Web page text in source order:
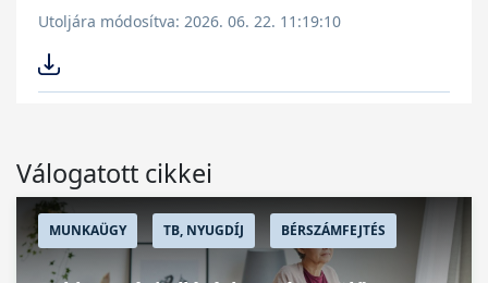
Utoljára módosítva: 2026. 06. 22. 11:19:10
Válogatott cikkei
MUNKAÜGY TB, NYUGDÍJ BÉRSZÁMFEJTÉS